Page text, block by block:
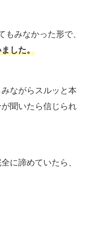
みなかった形で、
した。
ながらスルッと本
聞いたら信じられ
に諦めていたら、